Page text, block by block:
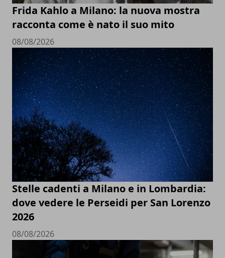
Frida Kahlo a Milano: la nuova mostra
racconta come è nato il suo mito
08/08/2026
Stelle cadenti a Milano e in Lombardia:
dove vedere le Perseidi per San Lorenzo
2026
08/08/2026